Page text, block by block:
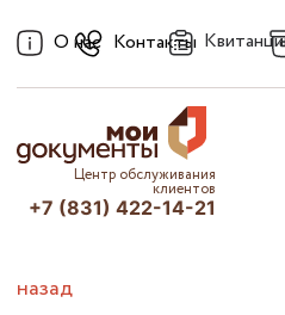
О нас Контакты
Центр обслуживания
клиентов
+7 (831) 422-14-21
назад